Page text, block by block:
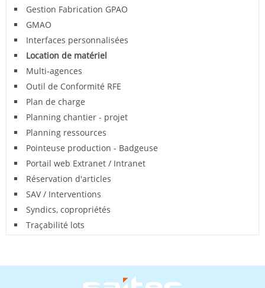
Gestion Fabrication GPAO
GMAO
Interfaces personnalisées
Location de matériel
Multi-agences
Outil de Conformité RFE
Plan de charge
Planning chantier - projet
Planning ressources
Pointeuse production - Badgeuse
Portail web Extranet / Intranet
Réservation d'articles
SAV / Interventions
Syndics, copropriétés
Traçabilité lots